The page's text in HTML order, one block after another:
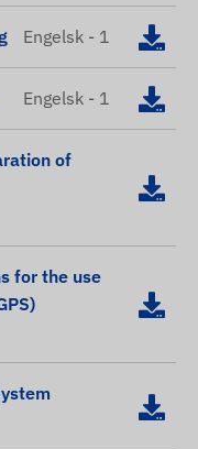
Engelsk - 1
Engelsk - 1
of
for the use